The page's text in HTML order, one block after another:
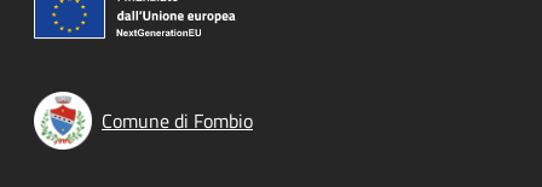
Comune di Fombio